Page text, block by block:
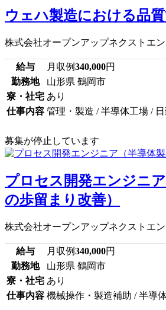
ウェハ製造における品
株式会社オープンアップネクストエ
給与 月収例340,000円
勤務地
山形県 鶴岡市
寮・社宅 あり
仕事内容 管理・製造 / 半導体工場 /
募集が停止しています
プロセス開発エンジニ
の歩留まり改善）
株式会社オープンアップネクストエ
給与 月収例340,000円
勤務地
山形県 鶴岡市
寮・社宅 あり
仕事内容 機械操作・製造補助 / 半導